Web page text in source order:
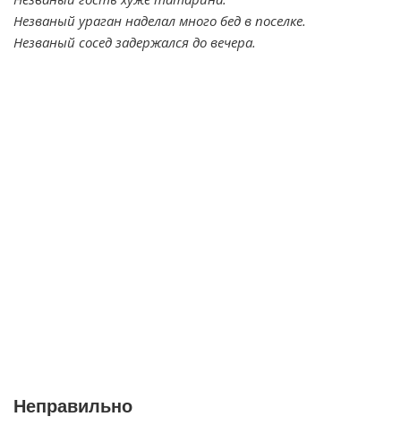
Незваный ураган наделал много бед в поселке.
Незваный сосед задержался до вечера.
Неправильно